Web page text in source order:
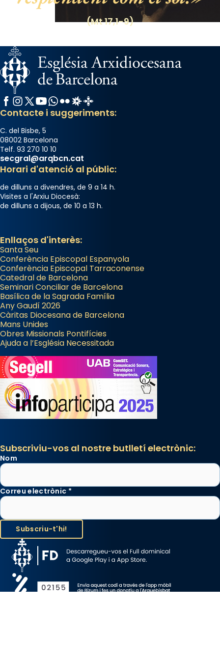
(Mt 17,1-9)
Facebook
Instagram
X / Twitter
YouTube
WhatsApp
FlickrRadio Estel
Catalunya Cristiana
Contacte i suggeriments:
C. del Bisbe, 5
08002 Barcelona
Telf. 93 270 10 10
secgral@arqbcn.cat
Horari d'atenció al públic:
de dilluns a divendres, de 9 a 14 h.
Visites a l'Arxiu Diocesà:
de dilluns a dijous, de 10 a 13 h.
Enllaços d'interès:
Santa Seu
Conferència Episcopal Espanyola
Conferència Episcopal Tarraconense
Catedral de Barcelona
Seminari Conciliar de Barcelona
Basílica de la Sagrada Família
Any Gaudí 2026
Càritas Diocesana de Barcelona
Mans Unides
Obres Missionals Pontifícies
Ajuda a l’Església Necessitada
Subscriviu-vos al nostre butlletí electrònic:
Nom
Correu electrònic *